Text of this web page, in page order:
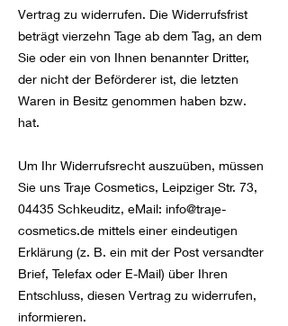
Vertrag zu widerrufen. Die Widerrufsfrist
beträgt vierzehn Tage ab dem Tag, an dem
Sie oder ein von Ihnen benannter Dritter,
der nicht der Beförderer ist, die letzten
Waren in Besitz genommen haben bzw.
hat.
Um Ihr Widerrufsrecht auszuüben, müssen
Sie uns Traje Cosmetics, Leipziger Str. 73,
04435 Schkeuditz, eMail: info@traje-
cosmetics.de mittels einer eindeutigen
Erklärung (z. B. ein mit der Post versandter
Brief, Telefax oder E-Mail) über Ihren
Entschluss, diesen Vertrag zu widerrufen,
informieren.